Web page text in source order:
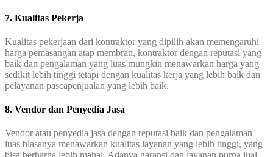
7. Kualitas Pekerja
Kualitas pekerjaan dari kontraktor yang dipilih akan memengaruhi
harga pemasangan atap membran, kontraktor dengan reputasi yang
baik dan pengalaman yang luas mungkin menawarkan harga yang
sedikit lebih tinggi tetapi dengan kualitas kerja yang lebih baik dan
pelayanan pascapenjualan yang lebih baik.
8. Vendor dan Penyedia Jasa
Vendor atau penyedia jasa dengan reputasi baik dan pengalaman
luas biasanya menawarkan kualitas layanan yang lebih tinggi, yang